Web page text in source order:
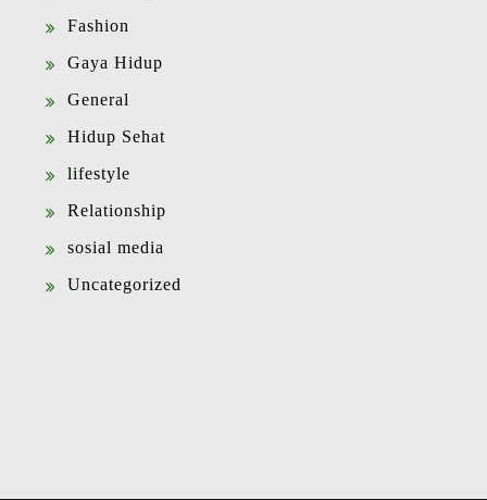
Fashion
Gaya Hidup
General
Hidup Sehat
lifestyle
Relationship
sosial media
Uncategorized